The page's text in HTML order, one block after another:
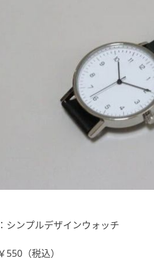
シンプルデザインウォッチ
550（税込）